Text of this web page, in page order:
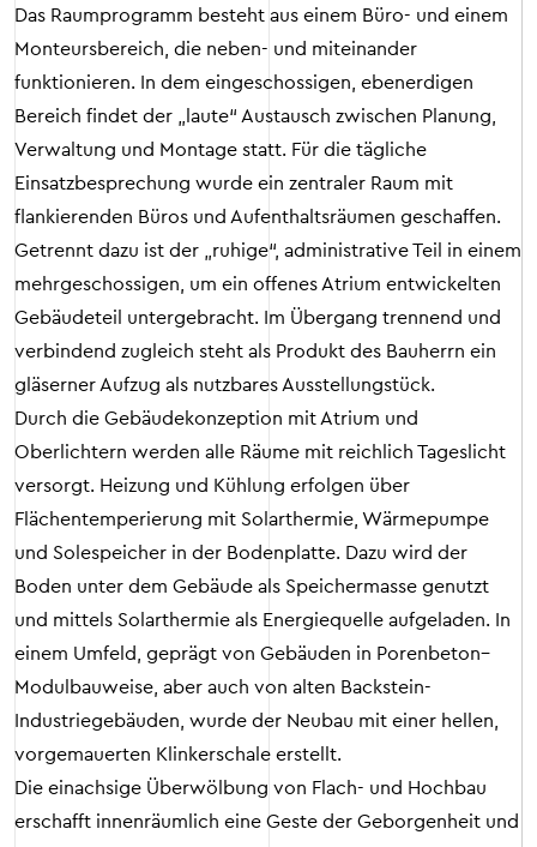
Das Raumprogramm besteht aus einem Büro- und einem
Monteursbereich, die neben- und miteinander
funktionieren. In dem eingeschossigen, ebenerdigen
Bereich findet der „laute“ Austausch zwischen Planung,
Verwaltung und Montage statt. Für die tägliche
Einsatzbesprechung wurde ein zentraler Raum mit
flankierenden Büros und Aufenthaltsräumen geschaffen.
Getrennt dazu ist der „ruhige“, administrative Teil in einem
mehrgeschossigen, um ein offenes Atrium entwickelten
Gebäudeteil untergebracht. Im Übergang trennend und
verbindend zugleich steht als Produkt des Bauherrn ein
gläserner Aufzug als nutzbares Ausstellungstück.
Durch die Gebäudekonzeption mit Atrium und
Oberlichtern werden alle Räume mit reichlich Tageslicht
versorgt. Heizung und Kühlung erfolgen über
Flächentemperierung mit Solarthermie, Wärmepumpe
und Solespeicher in der Bodenplatte. Dazu wird der
Boden unter dem Gebäude als Speichermasse genutzt
und mittels Solarthermie als Energiequelle aufgeladen. In
einem Umfeld, geprägt von Gebäuden in Porenbeton–
Modulbauweise, aber auch von alten Backstein-
Industriegebäuden, wurde der Neubau mit einer hellen,
vorgemauerten Klinkerschale erstellt.
Die einachsige Überwölbung von Flach- und Hochbau
erschafft innenräumlich eine Geste der Geborgenheit und